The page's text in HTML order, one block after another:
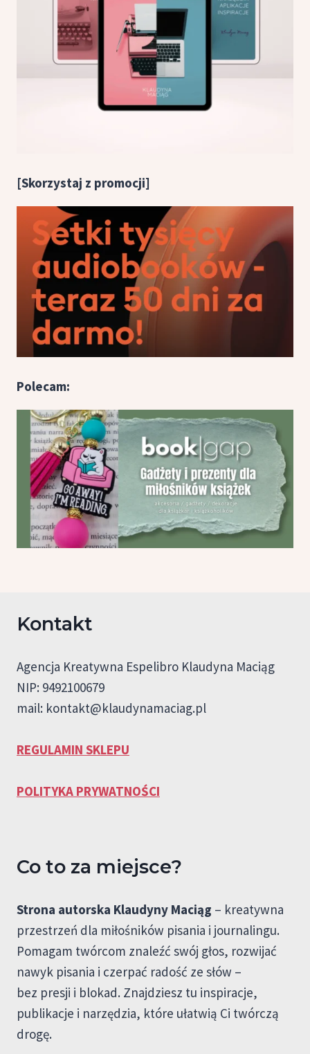
[Skorzystaj z promocji]
Polecam:
Kontakt
Agencja Kreatywna Espelibro Klaudyna Maciąg
NIP: 9492100679
mail: kontakt@klaudynamaciag.pl
REGULAMIN SKLEPU
POLITYKA PRYWATNOŚCI
Co to za miejsce?
Strona autorska Klaudyny Maciąg – kreatywna
przestrzeń dla miłośników pisania i journalingu.
Pomagam twórcom znaleźć swój głos, rozwijać
nawyk pisania i czerpać radość ze słów –
bez presji i blokad. Znajdziesz tu inspiracje,
publikacje i narzędzia, które ułatwią Ci twórczą
drogę.